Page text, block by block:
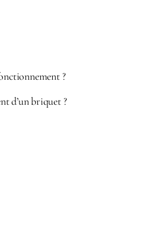
?
d’un briquet ?